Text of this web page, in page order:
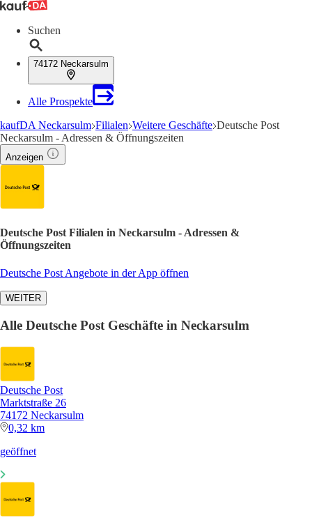
Suchen
74172 Neckarsulm
Alle Prospekte
kaufDA Neckarsulm Filialen Weitere Geschäfte Deutsche Post
Neckarsulm - Adressen & Öffnungszeiten
Anzeigen
Deutsche Post Filialen in Neckarsulm - Adressen &
Öffnungszeiten
Deutsche Post Angebote in der App öffnen
WEITER
Alle Deutsche Post Geschäfte in Neckarsulm
Deutsche Post
Marktstraße 26
74172 Neckarsulm
0,32 km
geöffnet